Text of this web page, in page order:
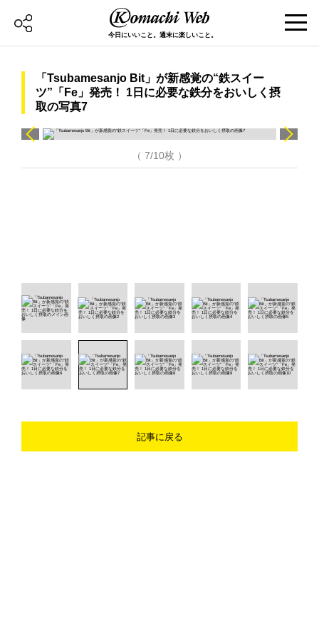
今日にいいこと。週末に楽しいこと。
「Tsubamesanjo Bit」が新感覚の“鉄スイー
ツ”「Fe」発売！ 1日に必要な鉄分をおいしく摂
取の写真7
（ 7/10枚 ）
記事に戻る